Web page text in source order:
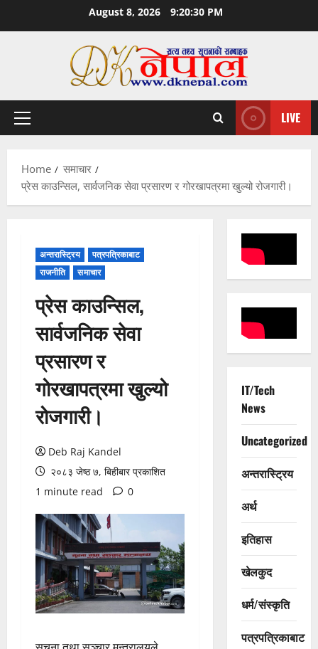
August 8, 2026 9:20:31 PM
Primary
LIVE
Home
समाचार
प्रेस काउन्सिल, सार्वजनिक सेवा प्रसारण र गोरखापत्रमा खुल्यो रोजगारी।
अन्तरास्ट्रिय
पत्रपत्रिकाबाट
राजनीति
समाचार
प्रेस काउन्सिल,
सार्वजनिक सेवा
प्रसारण र
गोरखापत्रमा खुल्यो
रोजगारी।
Deb Raj Kandel
२०८३ जेष्ठ ७, बिहीबार प्रकाशित
1 minute read
0
IT/Tech
News
Uncategorized
अन्तरास्ट्रिय
अर्थ
इतिहास
खेलकुद
धर्म/संस्कृति
पत्रपत्रिकाबाट